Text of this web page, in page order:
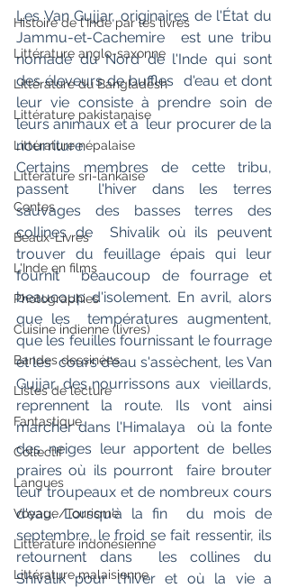
Histoire de l'Inde par les livres
Littérature anglo-saxonne
Littérature du Bangladesh
Littérature pakistanaise
Littérature népalaise
Littérature sri-lankaise
Contes
Beaux-Livres
L'Inde en films
Photographies
Cuisine indienne (livres)
Bandes dessinées
Listes de lecture
Fantastique
Collectif
Langues
Voyage/Tourisme
Littérature indonésienne
Littérature malaisienne
Les Van Gujjar, originaires de l'État du
Jammu-et-Cachemire  est une tribu
nomade du Nord de l'Inde qui sont
des éleveurs de buffles  d'eau et dont
leur vie consiste à prendre soin de
leurs animaux et à  leur procurer de la
nourriture.
Certains membres de cette tribu,
passent  l'hiver dans les terres
sauvages des basses terres des
collines de  Shivalik où ils peuvent
trouver du feuillage épais qui leur
fournit  beaucoup de fourrage et
beaucoup d'isolement. En avril, alors
que les  températures augmentent,
que les feuilles fournissant le fourrage
et les  cours d'eau s'assèchent, les Van
Gujjar, des nourrissons aux  vieillards,
reprennent la route. Ils vont ainsi
marcher dans l'Himalaya  où la fonte
des neiges leur apportent de belles
praires où ils pourront  faire brouter
leur troupeaux et de nombreux cours
d'eau. Lorsqu'à la fin  du mois de
septembre, le froid se fait ressentir, ils
retournent dans  les collines du
Shivalik pour l'hiver et où la vie a